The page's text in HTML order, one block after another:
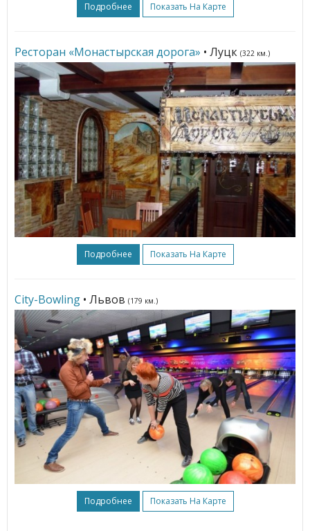
Подробнее Показать На Карте
Ресторан «Монастырская дорога» • Луцк (322 км.)
Подробнее Показать На Карте
City-Bowling • Львов (179 км.)
Подробнее Показать На Карте